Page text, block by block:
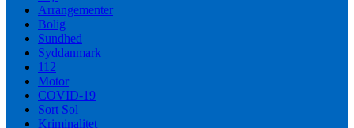
Arrangementer
Bolig
Sundhed
Syddanmark
112
Motor
COVID-19
Sort Sol
Kriminalitet